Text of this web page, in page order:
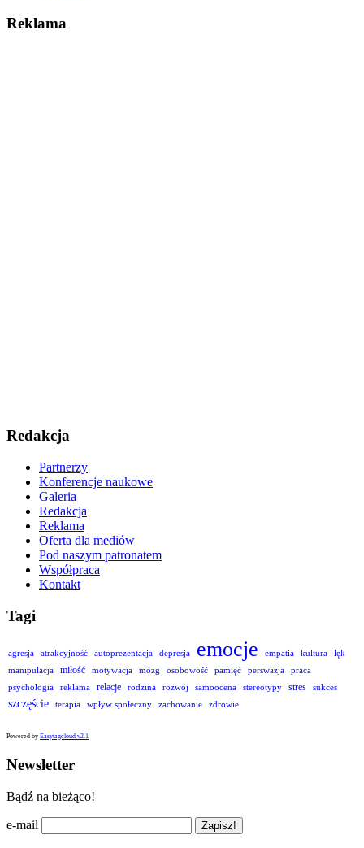
Reklama
Redakcja
Partnerzy
Konferencje naukowe
Galeria
Redakcja
Reklama
Oferta dla mediów
Pod naszym patronatem
Współpraca
Kontakt
Tagi
agresja atrakcyjność autoprezentacja depresja emocje empatia kultura
lęk
manipulacja
miłość motywacja mózg osobowość pamięć perswazja
praca
psychologia
reklama relacje rodzina rozwój samoocena stereotypy stres sukces
szczęście terapia wpływ społeczny zachowanie zdrowie
Powered by Easytagcloud v2.1
Newsletter
Bądź na bieżąco!
e-mail